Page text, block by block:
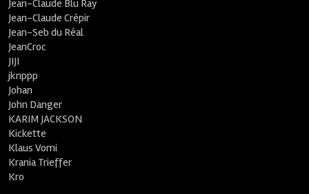
Jean-Claude Blu Ray
Jean-Claude Crépir
Jean-Seb du Réal
JeanCroc
JIJI
jknppp
Johan
John Danger
KARIM JACKSON
Kickette
Klaus Vomi
Krania Trieffer
Kro